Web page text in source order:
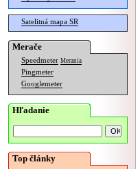
Satelitná mapa SR
Merače
Speedmeter Merania
Pingmeter
Googlemeter
Hľadanie
Top články